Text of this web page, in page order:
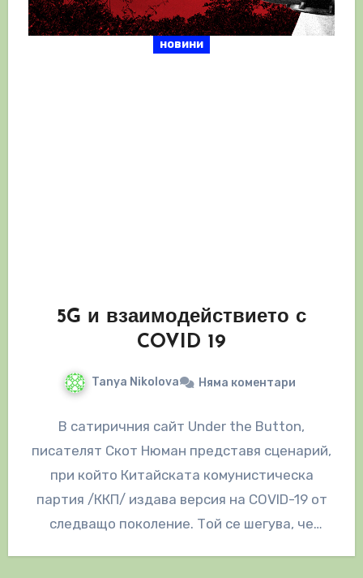
новини
5G и взаимодействието с
COVID 19
Tanya Nikolova Няма коментари
В сатиричния сайт Under the Button,
писателят Скот Нюман представя сценарий,
при който Китайската комунистическа
партия /ККП/ издава версия на COVID-19 от
следващо поколение. Той се шегува, че